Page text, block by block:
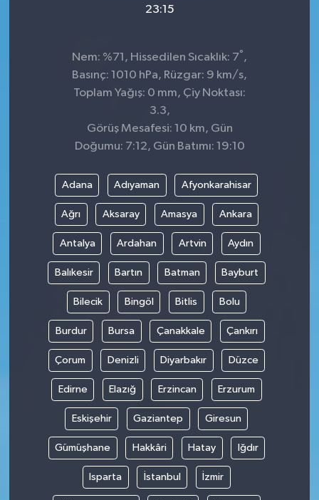
23:15
Nem: %71, Hissedilen Sıcaklık: 7° ,
Basınç: 1010 hPa, Rüzgar: 9 km/s,
Toplam Yağış: 0 mm, Çiy Noktası:
3.3,
Görüş Mesafesi: 10 km, Gün
Doğumu: 7:12, Gün Batımı: 19:10
Adana Adıyaman Afyonkarahisar
Ağrı Aksaray Amasya Ankara
Antalya Ardahan Artvin Aydın
Balıkesir Bartın Batman Bayburt
Bilecik Bingöl Bitlis Bolu
Burdur Bursa Çanakkale Çankırı
Çorum Denizli Diyarbakır Düzce
Edirne Elazığ Erzincan Erzurum
Eskişehir Gaziantep Giresun
Gümüşhane Hakkâri Hatay Iğdır
Isparta İstanbul İzmir